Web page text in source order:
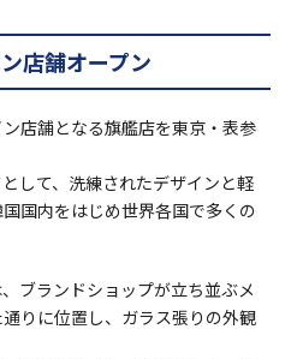
店舗オープン
店舗となる旗艦店を東京・表参
して、洗練されたデザインと軽
国内をはじめ世界各国で多くの
ブランドショップが立ち並ぶメ
りに位置し、ガラス張りの外観